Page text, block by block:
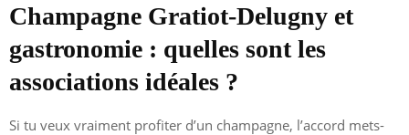
Champagne Gratiot-Delugny et
gastronomie : quelles sont les
associations idéales ?
Si tu veux vraiment profiter d’un champagne, l’accord mets-